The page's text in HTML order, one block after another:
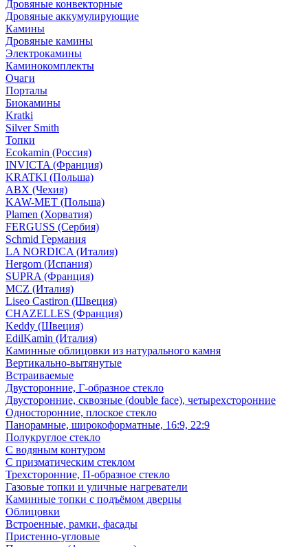
Дровяные конвекторные
Дровяные аккумулирующие
Камины
Дровяные камины
Электрокамины
Каминокомплекты
Очаги
Порталы
Биокамины
Kratki
Silver Smith
Топки
Ecokamin (Россия)
INVICTA (Франция)
KRATKI (Польша)
ABX (Чехия)
KAW-MET (Польша)
Plamen (Хорватия)
FERGUSS (Сербия)
Schmid Германия
LA NORDICA (Италия)
Hergom (Испания)
SUPRA (Франция)
MCZ (Италия)
Liseo Castiron (Швеция)
CHAZELLES (Франция)
Keddy (Швеция)
EdilKamin (Италия)
Каминные облицовки из натурального камня
Вертикально-вытянутые
Встраиваемые
Двусторонние, Г-образное стекло
Двусторонние, сквозные (double face), четырехсторонние
Односторонние, плоское стекло
Панорамные, широкоформатные, 16:9, 22:9
Полукруглое стекло
С водяным контуром
С призматическим стеклом
Трехсторонние, П-образное стекло
Газовые топки и уличные нагреватели
Каминные топки с подъёмом дверцы
Облицовки
Встроенные, рамки, фасады
Пристенно-угловые